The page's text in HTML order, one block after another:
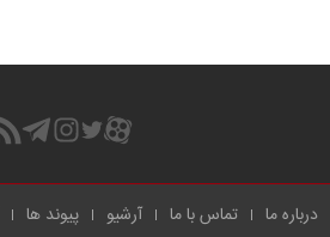
درباره ما تماس با ما آرشیو پیوند ها